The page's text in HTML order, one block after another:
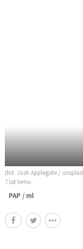
(fot. Josh Applegate /
7 lat temu
PAP / ml